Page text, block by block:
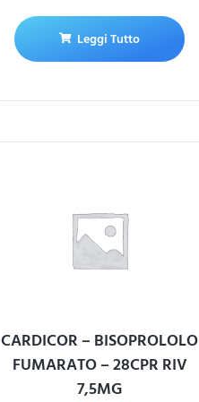
Leggi Tutto
CARDICOR – BISOPROLOLO
FUMARATO – 28CPR RIV
7,5MG